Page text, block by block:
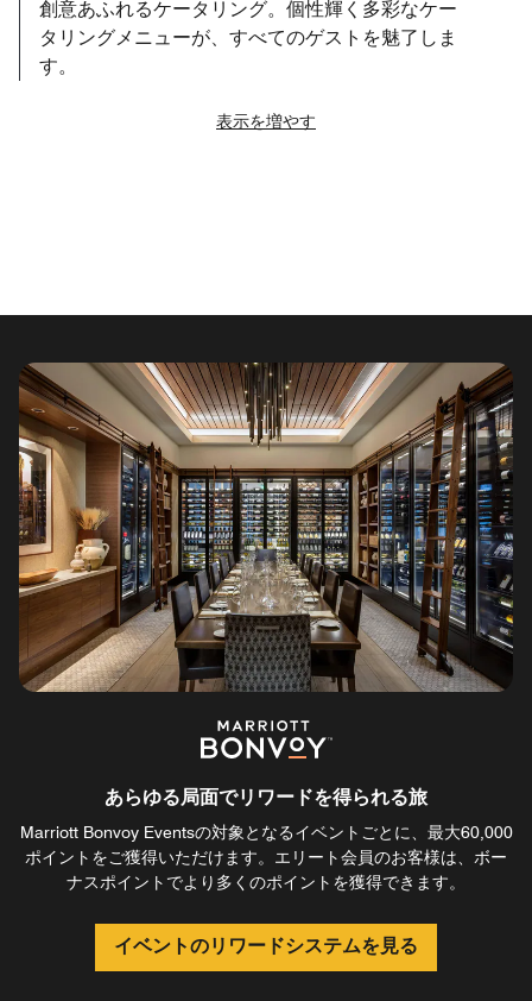
創意あふれるケータリング。個性輝く多彩なケー
タリングメニューが、すべてのゲストを魅了しま
す。
表示を増やす
あらゆる局面でリワードを得られる旅
Marriott Bonvoy Eventsの対象となるイベントごとに、最大60,000
ポイントをご獲得いただけます。エリート会員のお客様は、ボー
ナスポイントでより多くのポイントを獲得できます。
イベントのリワードシステムを見る